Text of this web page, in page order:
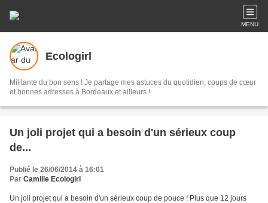
MENU
Ecologirl
Militante du bon sens ! Je partage mes astuces du quotidien, coups de cœur
et bonnes adresses à Bordeaux et ailleurs !
Un joli projet qui a besoin d'un sérieux coup
de...
Publié le 26/06/2014 à 16:01
Par Camille Ecologirl
Un joli projet qui a besoin d'un sérieux coup de pouce ! Plus que 12 jours